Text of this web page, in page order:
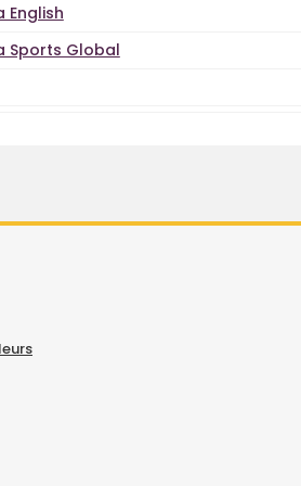
English
Sports Global